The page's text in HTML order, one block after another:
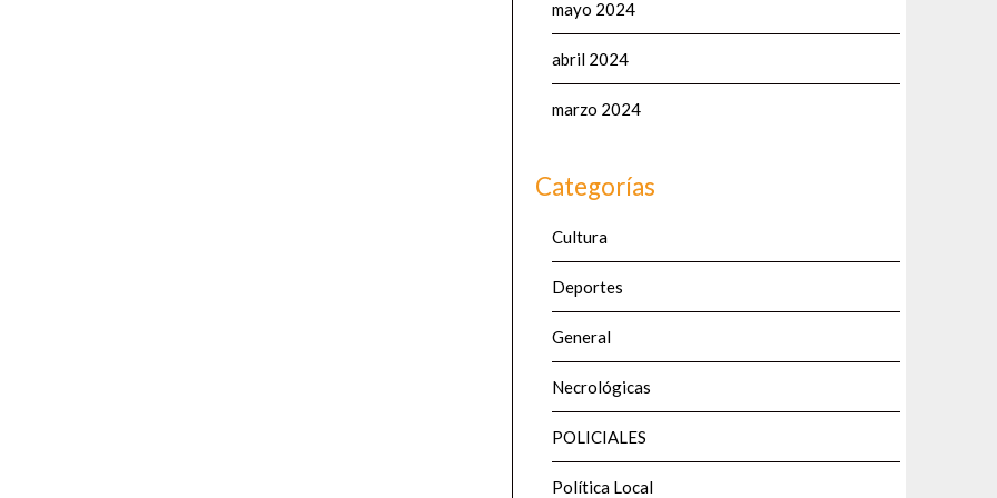
mayo 2024
abril 2024
marzo 2024
Categorías
Cultura
Deportes
General
Necrológicas
POLICIALES
Política Local